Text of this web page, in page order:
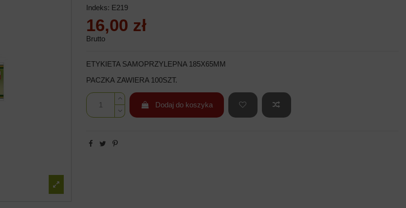
Indeks: E219
16,00 zł
Brutto
ETYKIETA SAMOPRZYLEPNA 185X65MM
PACZKA ZAWIERA 100SZT.
Dodaj do koszyka